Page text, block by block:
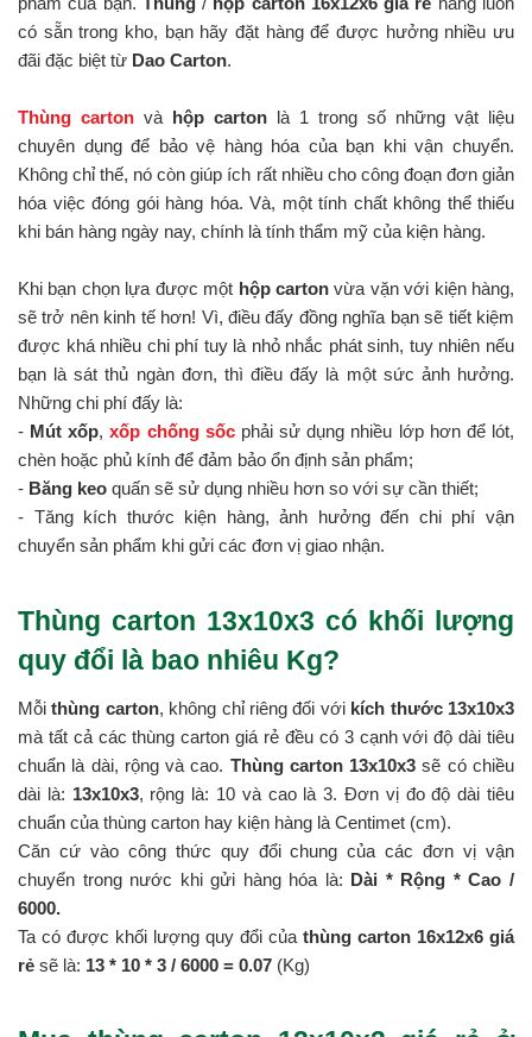
có sẵn trong kho, bạn hãy đặt hàng để được hưởng nhiều ưu
đãi đặc biệt từ Dao Carton.
Thùng carton và hộp carton là 1 trong số những vật liệu
chuyên dụng để bảo vệ hàng hóa của bạn khi vận chuyển.
Không chỉ thế, nó còn giúp ích rất nhiều cho công đoạn đơn giản
hóa việc đóng gói hàng hóa. Và, một tính chất không thể thiếu
khi bán hàng ngày nay, chính là tính thẩm mỹ của kiện hàng.
Khi bạn chọn lựa được một hộp cartonvừa vặn với kiện hàng,
sẽ trở nên kinh tế hơn! Vì, điều đấy đồng nghĩa bạn sẽ tiết kiệm
được khá nhiều chi phí tuy là nhỏ nhắc phát sinh, tuy nhiên nếu
bạn là sát thủ ngàn đơn, thì điều đấy là một sức ảnh hưởng.
Những chi phí đấy là:
- Mút xốp,xốp chống sốcphải sử dụng nhiều lớp hơn để lót,
chèn hoặc phủ kính để đảm bảo ổn định sản phẩm;
- Băng keo quấn sẽ sử dụng nhiều hơn so với sự cần thiết;
- Tăng kích thước kiện hàng, ảnh hưởng đến chi phí vận
chuyển sản phẩm khi gửi các đơn vị giao nhận.
Thùng carton 13x10x3 có khối lượng
quy đổi là bao nhiêu Kg?
Mỗithùng carton, không chỉ riêng đối với kích thước 13x10x3
mà tất cả các thùng carton giá rẻ đều có 3 cạnh với độ dài tiêu
chuẩn là dài, rộng và cao. Thùng carton 13x10x3 sẽ có chiều
dài là: 13x10x3, rộng là: 10 và cao là 3. Đơn vị đo độ dài tiêu
chuẩn của thùng carton hay kiện hàng là Centimet (cm).
Căn cứ vào công thức quy đổi chung của các đơn vị vận
chuyển trong nước khi gửi hàng hóa là: Dài * Rộng * Cao /
6000.
Ta có được khối lượng quy đổi của thùng carton 16x12x6 giá
rẻ sẽ là: 13 * 10 * 3 / 6000 = 0.07 (Kg)